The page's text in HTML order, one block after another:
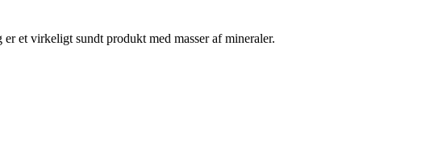
et virkeligt sundt produkt med masser af mineraler.